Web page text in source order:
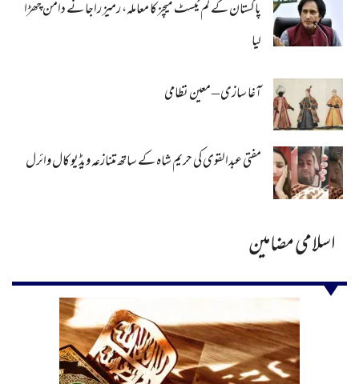
پاکستان کے کم ٹیسٹ میچز کا معاملہ، رمیز راجا نے دامن چھڑا
لیا
آغا سازی – معین نظامی
مفتی عبدالقوی کی حریم شاہ کے ساتھ متنازعہ ویڈیو کال وائرل
اسلامی مضامین